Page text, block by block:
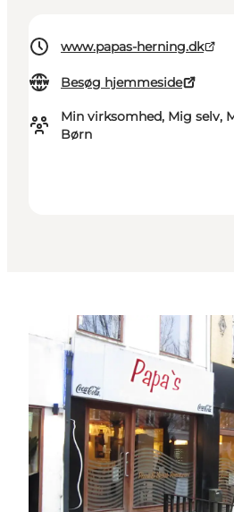
www.papas-herning.dk
Besøg hjemmeside
Min virksomhed, Mig selv,
Børn